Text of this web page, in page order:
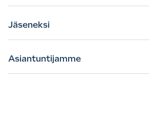
Jäseneksi
Asiantuntijamme